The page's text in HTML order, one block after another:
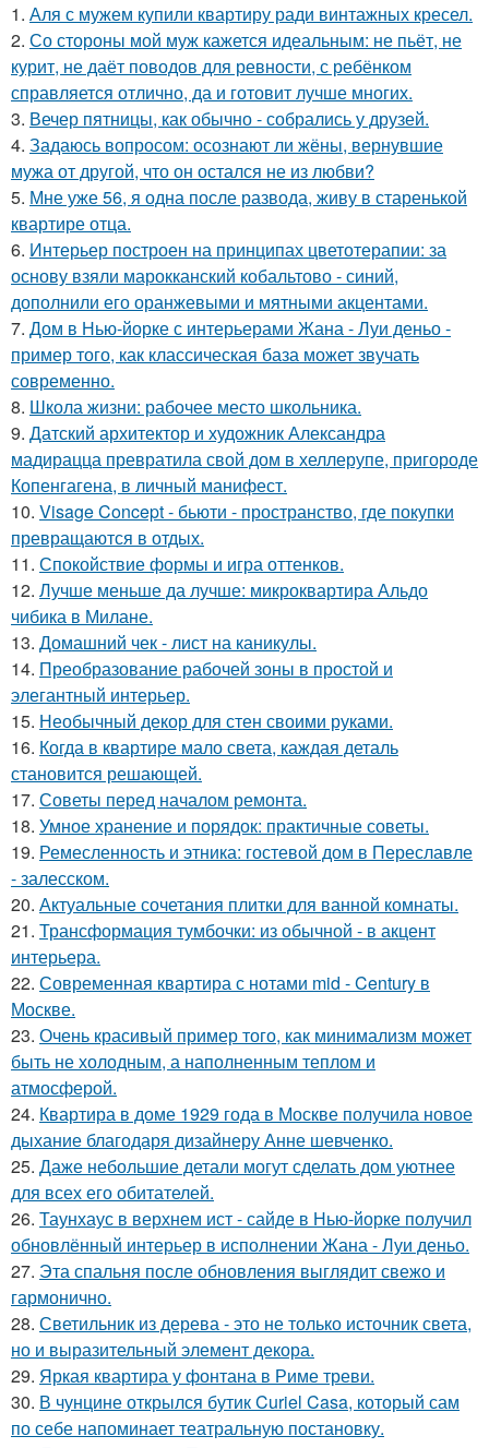
1. Аля с мужем купили квартиру ради винтажных кресел.
2. Со стороны мой муж кажется идеальным: не пьёт, не
курит, не даёт поводов для ревности, с ребёнком
справляется отлично, да и готовит лучше многих.
3. Вечер пятницы, как обычно - собрались у друзей.
4. Задаюсь вопросом: осознают ли жёны, вернувшие
мужа от другой, что он остался не из любви?
5. Мне уже 56, я одна после развода, живу в старенькой
квартире отца.
6. Интерьер построен на принципах цветотерапии: за
основу взяли марокканский кобальтово - синий,
дополнили его оранжевыми и мятными акцентами.
7. Дом в Нью-йорке с интерьерами Жана - Луи деньо -
пример того, как классическая база может звучать
современно.
8. Школа жизни: рабочее место школьника.
9. Датский архитектор и художник Александра
мадирацца превратила свой дом в хеллерупе, пригороде
Копенгагена, в личный манифест.
10. Visage Concept - бьюти - пространство, где покупки
превращаются в отдых.
11. Спокойствие формы и игра оттенков.
12. Лучше меньше да лучше: микроквартира Альдо
чибика в Милане.
13. Домашний чек - лист на каникулы.
14. Преобразование рабочей зоны в простой и
элегантный интерьер.
15. Необычный декор для стен своими руками.
16. Когда в квартире мало света, каждая деталь
становится решающей.
17. Советы перед началом ремонта.
18. Умное хранение и порядок: практичные советы.
19. Ремесленность и этника: гостевой дом в Переславле
- залесском.
20. Актуальные сочетания плитки для ванной комнаты.
21. Трансформация тумбочки: из обычной - в акцент
интерьера.
22. Современная квартира с нотами mid - Century в
Москве.
23. Очень красивый пример того, как минимализм может
быть не холодным, а наполненным теплом и
атмосферой.
24. Квартира в доме 1929 года в Москве получила новое
дыхание благодаря дизайнеру Анне шевченко.
25. Даже небольшие детали могут сделать дом уютнее
для всех его обитателей.
26. Таунхаус в верхнем ист - сайде в Нью-йорке получил
обновлённый интерьер в исполнении Жана - Луи деньо.
27. Эта спальня после обновления выглядит свежо и
гармонично.
28. Светильник из дерева - это не только источник света,
но и выразительный элемент декора.
29. Яркая квартира у фонтана в Риме треви.
30. В чунцине открылся бутик Curiel Casa, который сам
по себе напоминает театральную постановку.